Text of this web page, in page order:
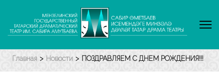
содержимому
Enter)
Главная > Новости > ПОЗДРАВЛЯЕМ С ДНЕМ РОЖДЕНИЯ!!!